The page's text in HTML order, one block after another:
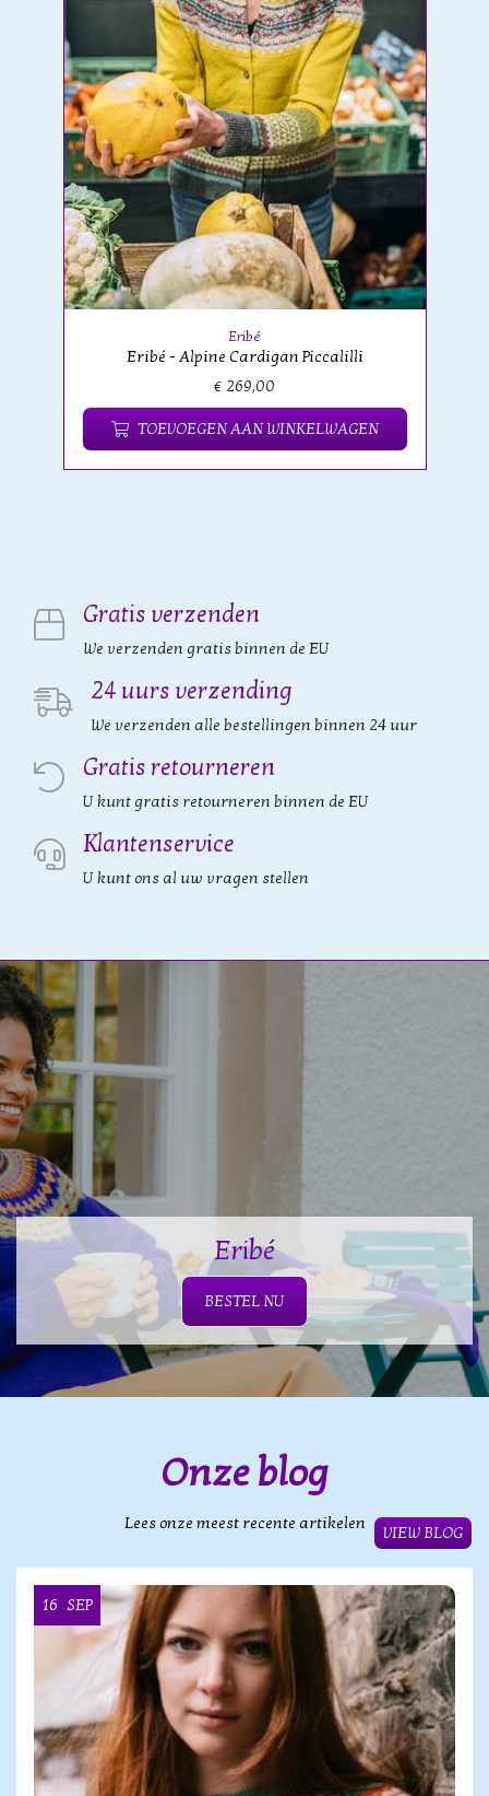
Eribé
Eribé - Alpine Cardigan Piccalilli
€ 269,00
TOEVOEGEN AAN WINKELWAGEN
Gratis verzenden
We verzenden gratis binnen de EU
24 uurs verzending
We verzenden alle bestellingen binnen 24 uur
Gratis retourneren
U kunt gratis retourneren binnen de EU
Klantenservice
U kunt ons al uw vragen stellen
Eribé
BESTEL NU
Onze blog
Lees onze meest recente artikelen
VIEW BLOG
16 SEP